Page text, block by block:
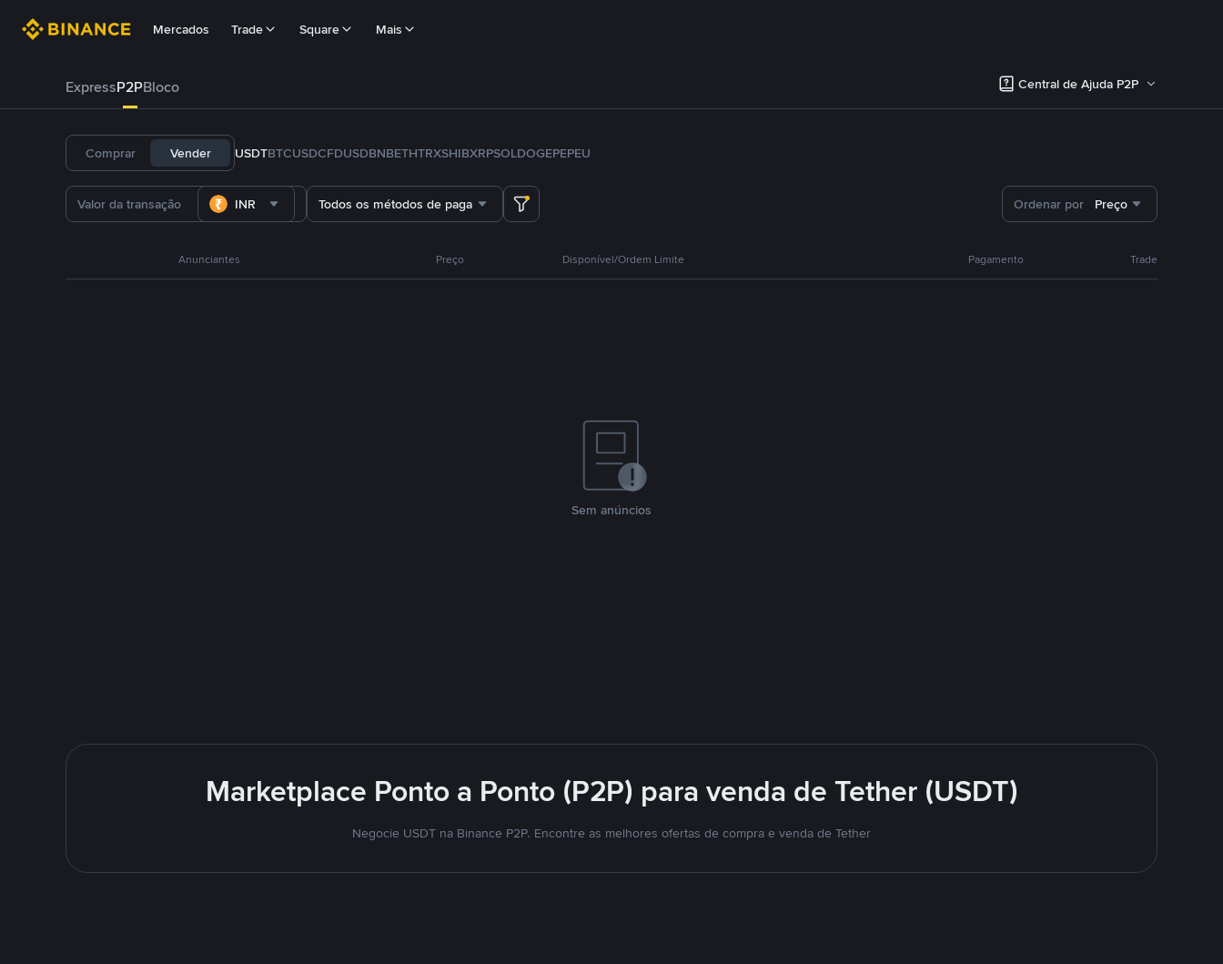
Mercados Trade Square Mais
ExpressP2PBloco Central de Ajuda P2P
Comprar Vender USDTBTCUSDCFDUSDBNBETHTRXSHIBXRPSOLDOGEPEPEU
INR Todos os métodos de pagamento Ordenar por Preço
Anunciantes Preço Disponível/Ordem Limite Pagamento Trade
Sem anúncios
Marketplace Ponto a Ponto (P2P) para venda de Tether (USDT)
Negocie USDT na Binance P2P. Encontre as melhores ofertas de compra e venda de Tether